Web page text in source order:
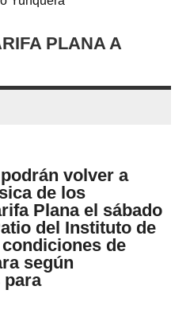
PLANA A
volver a
de los
Plana el sábado
del Instituto de
de
según
para